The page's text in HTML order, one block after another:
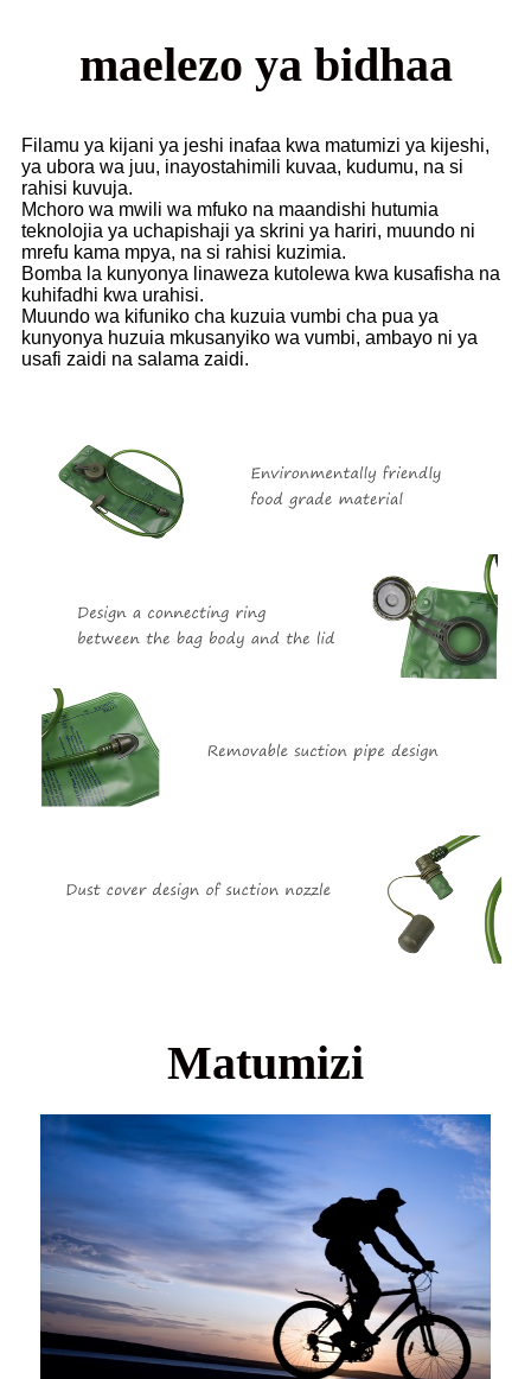
maelezo ya bidhaa
Filamu ya kijani ya jeshi inafaa kwa matumizi ya kijeshi,
ya ubora wa juu, inayostahimili kuvaa, kudumu, na si
rahisi kuvuja.
Mchoro wa mwili wa mfuko na maandishi hutumia
teknolojia ya uchapishaji ya skrini ya hariri, muundo ni
mrefu kama mpya, na si rahisi kuzimia.
Bomba la kunyonya linaweza kutolewa kwa kusafisha na
kuhifadhi kwa urahisi.
Muundo wa kifuniko cha kuzuia vumbi cha pua ya
kunyonya huzuia mkusanyiko wa vumbi, ambayo ni ya
usafi zaidi na salama zaidi.
Matumizi